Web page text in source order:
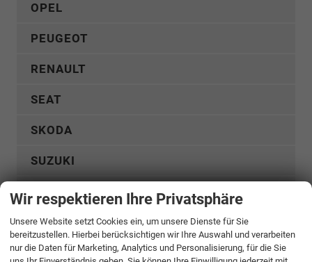
OPEL
PEUGEOT
RENAULT
SEAT
SKODA
SUZUKI
TOYOTA
VOLKSWAGEN
VOLVO
Wir respektieren Ihre Privatsphäre
Unsere Website setzt Cookies ein, um unsere Dienste für Sie
bereitzustellen. Hierbei berücksichtigen wir Ihre Auswahl und verarbeiten
nur die Daten für Marketing, Analytics und Personalisierung, für die Sie